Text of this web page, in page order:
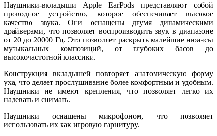
Наушники-вкладыши Apple EarPods представляют собой
проводное устройство, которое обеспечивает высокое
качество звука. Они оснащены двумя динамическими
драйверами, что позволяет воспроизводить звук в диапазоне
от 20 до 20000 Гц. Это позволяет раскрыть малейшие нюансы
музыкальных композиций, от глубоких басов до
высокочастотной классики.
Конструкция вкладышей повторяет анатомическую форму
уха, что делает прослушивание более комфортным и удобным.
Наушники не имеют крепления, что позволяет легко их
надевать и снимать.
Наушники оснащены микрофоном, что позволяет
использовать их как игровую гарнитуру.